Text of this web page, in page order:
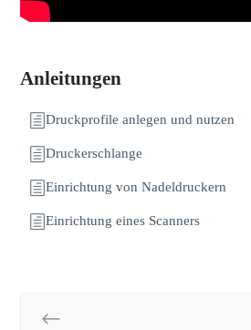
Anleitungen
Druckprofile anlegen und nutzen
Druckerschlange
Einrichtung von Nadeldruckern
Einrichtung eines Scanners